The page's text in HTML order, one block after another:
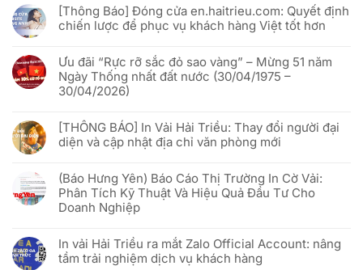
vải
Hải
Triều
“đánh
thức”
cờ
phướn
quảng
công
nghệ
Phygital
bình
luận
ở
lễ
Giỗ
Tổ
Hùng
Vương
–
01/05/2026
[Thông Báo] Đóng cửa en.haitrieu.com: Quyết định
chiến lược để phục vụ khách hàng Việt tốt hơn
bình
luận
ở
[Thông
Báo]
en.haitrieu.com:
Quyết
định
để
phục
vụ
khách
hàng
hơn
Ưu đãi “Rực rỡ sắc đỏ sao vàng” – Mừng 51 năm
Ngày Thống nhất đất nước (30/04/1975 –
30/04/2026)
bình
luận
ở
“Rực
rỡ
sắc
đỏ
sao
Mừng
51
năm
[THÔNG BÁO] In Vải Hải Triều: Thay đổi người đại
diện và cập nhật địa chỉ văn phòng mới
bình
luận
ở
[THÔNG
BÁO]
Hải
Triều:
Thay
(Báo Hưng Yên) Báo Cáo Thị Trường In Cờ Vải:
Phân Tích Kỹ Thuật Và Hiệu Quả Đầu Tư Cho
Doanh Nghiệp
bình
luận
ở
In vải Hải Triều ra mắt Zalo Official Account: nâng
tầm trải nghiệm dịch vụ khách hàng